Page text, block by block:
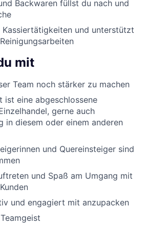
Backwaren füllst du nach und
Kassiertätigkeiten und unterstützt
mit
Team noch stärker zu machen
ist eine abgeschlossene
gerne auch
in diesem oder einem anderen
und Quereinsteiger sind
und Spaß am Umgang mit
und engagiert mit anzupacken